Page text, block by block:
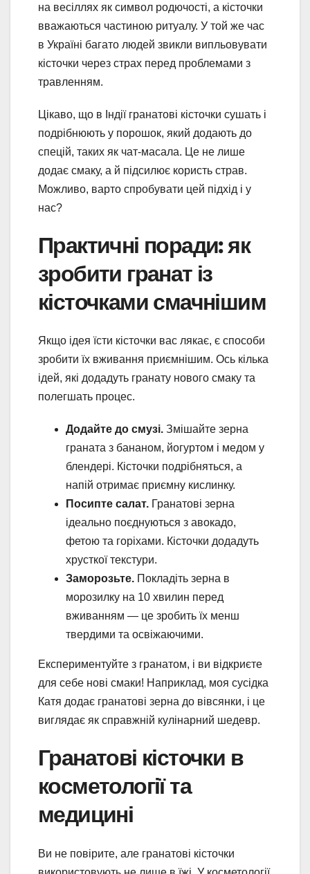
на весіллях як символ родючості, а кісточки
вважаються частиною ритуалу. У той же час
в Україні багато людей звикли випльовувати
кісточки через страх перед проблемами з
травленням.
Цікаво, що в Індії гранатові кісточки сушать і
подрібнюють у порошок, який додають до
спецій, таких як чат-масала. Це не лише
додає смаку, а й підсилює користь страв.
Можливо, варто спробувати цей підхід і у
нас?
Практичні поради: як
зробити гранат із
кісточками смачнішим
Якщо ідея їсти кісточки вас лякає, є способи
зробити їх вживання приємнішим. Ось кілька
ідей, які додадуть гранату нового смаку та
полегшать процес.
Додайте до смузі. Змішайте зерна
граната з бананом, йогуртом і медом у
блендері. Кісточки подрібняться, а
напій отримає приємну кислинку.
Посипте салат. Гранатові зерна
ідеально поєднуються з авокадо,
фетою та горіхами. Кісточки додадуть
хрусткої текстури.
Заморозьте. Покладіть зерна в
морозилку на 10 хвилин перед
вживанням — це зробить їх менш
твердими та освіжаючими.
Експериментуйте з гранатом, і ви відкриєте
для себе нові смаки! Наприклад, моя сусідка
Катя додає гранатові зерна до вівсянки, і це
виглядає як справжній кулінарний шедевр.
Гранатові кісточки в
косметології та
медицині
Ви не повірите, але гранатові кісточки